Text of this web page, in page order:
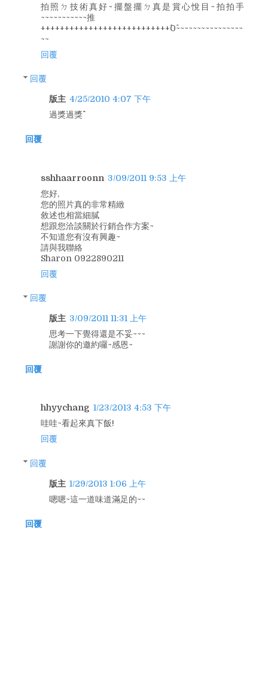
拍照ㄉ技術真好~擺盤擺ㄉ真是賞心悅目~拍拍手
~~~~~~~~~~~推
+++++++++++++++++++++++++++^0^~~~~~~~~~~~~~~~~
~~
回覆
回覆
版主 4/25/2010 4:07 下午
過獎過獎^^
回覆
sshhaarroonn 3/09/2011 9:53 上午
您好,
您的照片真的非常精緻
敘述也相當細膩
想跟您洽談關於行銷合作方案~
不知道您有沒有興趣~
請與我聯絡
Sharon 0922890211
回覆
回覆
版主 3/09/2011 11:31 上午
思考一下覺得還是不妥~~~
謝謝你的邀約囉~感恩~
回覆
hhyychang 1/23/2013 4:53 下午
哇哇~看起來真下飯!
回覆
回覆
版主 1/29/2013 1:06 上午
嗯嗯~這一道味道滿足的~~
回覆